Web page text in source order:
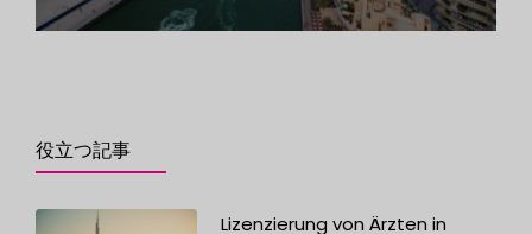
役立つ記事
Lizenzierung von Ärzten in